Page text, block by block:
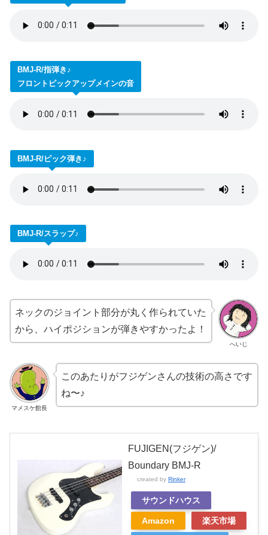
BMJ-R/指弾き♪
フロントピックアップメインの音
BMJ-R/ピック弾き♪
BMJ-R/スラップ♪
へいじ
ネックのジョイント部分が丸く作られていた
から、ハイポジションが弾きやすかったよ！
マメスケ館長
このあたりがフジゲンさんの技術の高さです
ね〜♪
FUJIGEN(フジゲン)/
Boundary BMJ-R
created by Rinker
サウンドハウス
Amazon 楽天市場